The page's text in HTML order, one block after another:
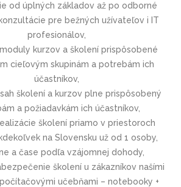
od úplných základov až po odborné
pre bežných užívateľov i IT
profesionálov,
kurzov a školení prispôsobené
cieľovým skupinám a potrebám ich
účastníkov,
školení a kurzov plne prispôsobený
a požiadavkám ich účastníkov,
školení priamo v priestoroch
na Slovensku už od 1 osoby,
a čase podľa vzájomnej dohody,
školení u zákazníkov našími
učebňami – notebooky +